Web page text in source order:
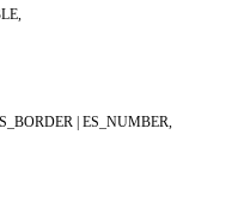
,
ES_NUMBER,